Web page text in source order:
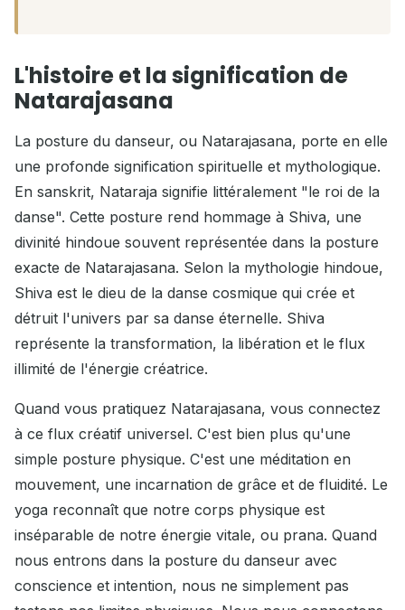
L'histoire et la signification de
Natarajasana
La posture du danseur, ou Natarajasana, porte en elle
une profonde signification spirituelle et mythologique.
En sanskrit, Nataraja signifie littéralement "le roi de la
danse". Cette posture rend hommage à Shiva, une
divinité hindoue souvent représentée dans la posture
exacte de Natarajasana. Selon la mythologie hindoue,
Shiva est le dieu de la danse cosmique qui crée et
détruit l'univers par sa danse éternelle. Shiva
représente la transformation, la libération et le flux
illimité de l'énergie créatrice.
Quand vous pratiquez Natarajasana, vous connectez
à ce flux créatif universel. C'est bien plus qu'une
simple posture physique. C'est une méditation en
mouvement, une incarnation de grâce et de fluidité. Le
yoga reconnaît que notre corps physique est
inséparable de notre énergie vitale, ou prana. Quand
nous entrons dans la posture du danseur avec
conscience et intention, nous ne simplement pas